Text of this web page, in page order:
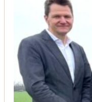
Unsere Kunden
Christoph
aus unseren